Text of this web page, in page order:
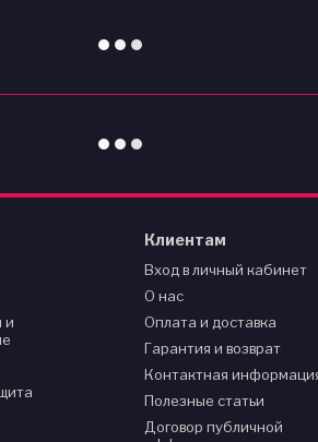
и
Клиентам
Вход в личный кабинет
О нас
Оплата и доставка
Гарантия и возврат
Контактная
Полезные статьи
Договор публичной